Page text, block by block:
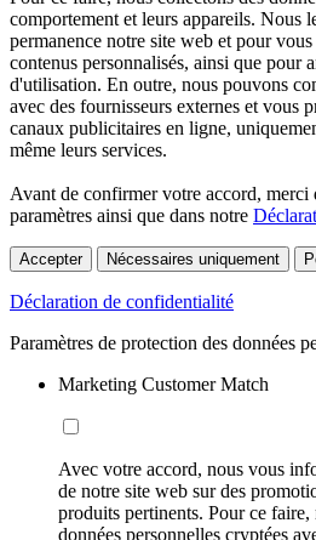
comportement et leurs appareils. Nous
permanence notre site web et pour
contenus personnalisés, ainsi que pour
d'utilisation. En outre, nous pouvons
avec des fournisseurs externes et vous
canaux publicitaires en ligne,
même leurs services.
Avant de confirmer votre accord, merci
paramètres ainsi que dans notre
Accepter Nécessaires uniquement
Déclaration de confidentialité
Paramètres de protection des données
Marketing Customer Match
Avec votre accord, nous vous
de notre site web sur des
produits pertinents. Pour ce
données personnelles cryptées